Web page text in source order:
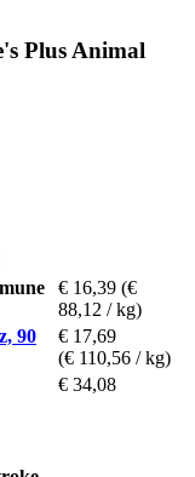
Plus Animal
€ 16,39 (€
88,12 / kg)
90
€ 17,69
(€ 110,56 / kg)
€ 34,08